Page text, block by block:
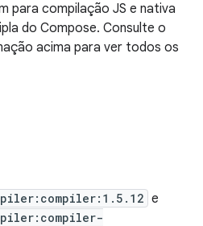
para compilação JS e nativa
do Compose. Consulte o
acima para ver todos os
e